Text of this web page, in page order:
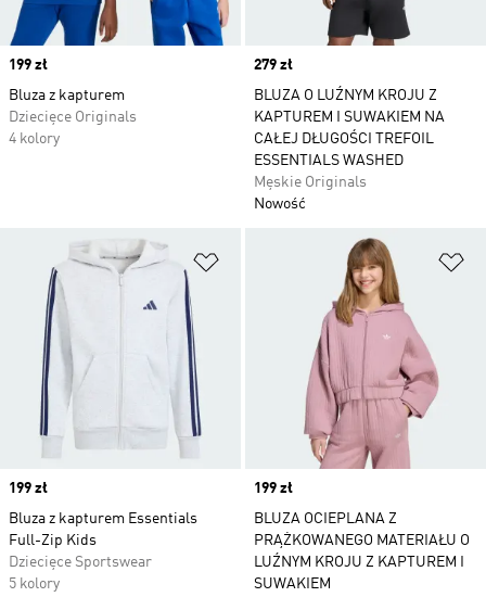
Price
199 zł
Bluza z kapturem
Dziecięce Originals
4 kolory
Price
279 zł
BLUZA O LUŹNYM KROJU Z
KAPTUREM I SUWAKIEM NA
CAŁEJ DŁUGOŚCI TREFOIL
ESSENTIALS WASHED
Męskie Originals
Nowość
Dodaj do listy życzeń
Price
199 zł
Bluza z kapturem Essentials
Full-Zip Kids
Dziecięce Sportswear
5 kolory
Price
199 zł
BLUZA OCIEPLANA Z
PRĄŻKOWANEGO MATERIAŁU O
LUŹNYM KROJU Z KAPTUREM I
SUWAKIEM